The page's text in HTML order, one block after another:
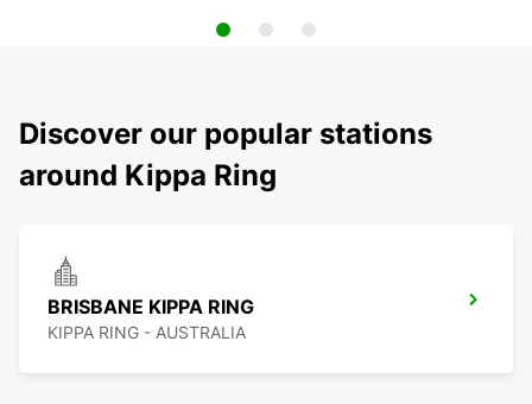
Discover our popular stations
around Kippa Ring
BRISBANE KIPPA RING
KIPPA RING - AUSTRALIA